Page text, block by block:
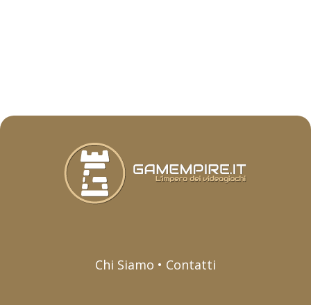
Chi Siamo • Contatti